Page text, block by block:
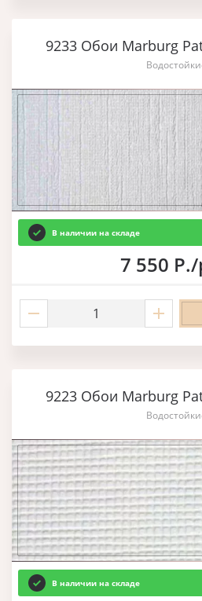
9233 Обои Marburg
В наличии на складе
7 550
9223 Обои Marburg
В наличии на складе